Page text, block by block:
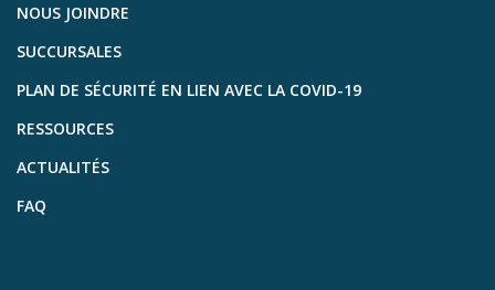
NOUS JOINDRE
SUCCURSALES
PLAN DE SÉCURITÉ EN LIEN AVEC LA COVID-19
RESSOURCES
ACTUALITÉS
FAQ